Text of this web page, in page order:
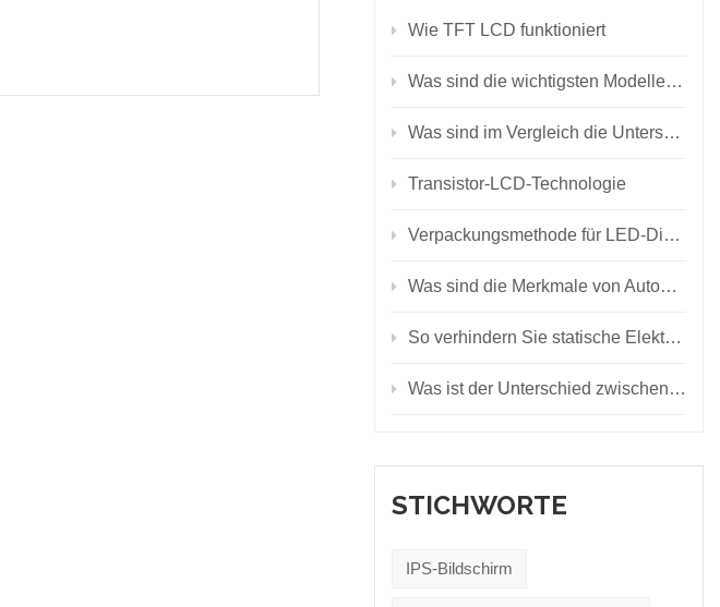
Wie TFT LCD funktioniert
Was sind die wichtigsten Modelle von SMD-LEDs?
Was sind im Vergleich die Unterschiede zwischen den Hintergrundbeleuchtungsprinzipien von LCD und LED?
Transistor-LCD-Technologie
Verpackungsmethode für LED-Displays
Was sind die Merkmale von Automotive-LED-Anzeigen?
So verhindern Sie statische Elektrizität auf dem LED-Bildschirm
Was ist der Unterschied zwischen LCD-Display, LED-Display und OLED-Display?
STICHWORTE
IPS-Bildschirm